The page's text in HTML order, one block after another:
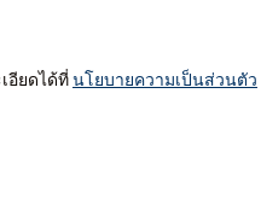
อียดได้ที่นโยบายความเป็นส่วนตัว